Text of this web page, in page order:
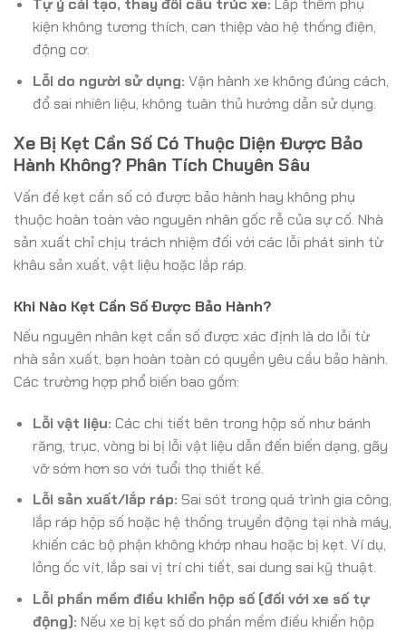
Tự ý cải tạo, thay đổi cấu trúc xe: Lắp thêm phụ
kiện không tương thích, can thiệp vào hệ thống điện,
động cơ.
Lỗi do người sử dụng: Vận hành xe không đúng cách,
đổ sai nhiên liệu, không tuân thủ hướng dẫn sử dụng.
Xe Bị Kẹt Cần Số Có Thuộc Diện Được Bảo
Hành Không? Phân Tích Chuyên Sâu
Vấn đề kẹt cần số có được bảo hành hay không phụ
thuộc hoàn toàn vào nguyên nhân gốc rễ của sự cố. Nhà
sản xuất chỉ chịu trách nhiệm đối với các lỗi phát sinh từ
khâu sản xuất, vật liệu hoặc lắp ráp.
Khi Nào Kẹt Cần Số Được Bảo Hành?
Nếu nguyên nhân kẹt cần số được xác định là do lỗi từ
nhà sản xuất, bạn hoàn toàn có quyền yêu cầu bảo hành.
Các trường hợp phổ biến bao gồm:
Lỗi vật liệu: Các chi tiết bên trong hộp số như bánh
răng, trục, vòng bi bị lỗi vật liệu dẫn đến biến dạng, gãy
vỡ sớm hơn so với tuổi thọ thiết kế.
Lỗi sản xuất/lắp ráp: Sai sót trong quá trình gia công,
lắp ráp hộp số hoặc hệ thống truyền động tại nhà máy,
khiến các bộ phận không khớp nhau hoặc bị kẹt. Ví dụ,
lỏng ốc vít, lắp sai vị trí chi tiết, sai dung sai kỹ thuật.
Lỗi phần mềm điều khiển hộp số (đối với xe số tự
động): Nếu xe bị kẹt số do phần mềm điều khiển hộp